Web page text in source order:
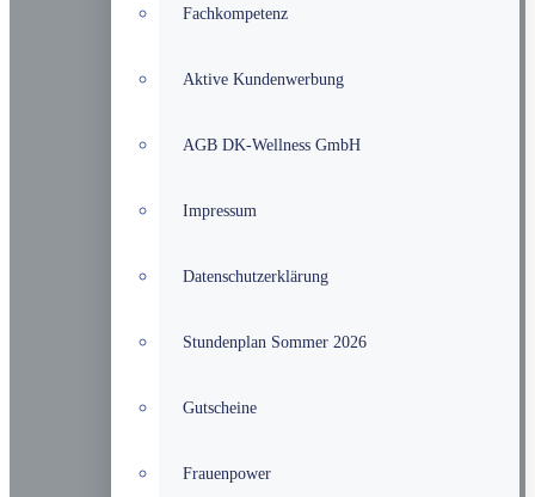
Fachkompetenz
Aktive Kundenwerbung
AGB DK-Wellness GmbH
Impressum
Datenschutzerklärung
Stundenplan Sommer 2026
Gutscheine
Frauenpower